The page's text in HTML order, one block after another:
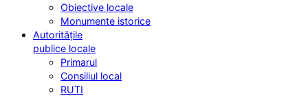
Obiective locale
Monumente istorice
Autoritățile
publice locale
Primarul
Consiliul local
RUTI